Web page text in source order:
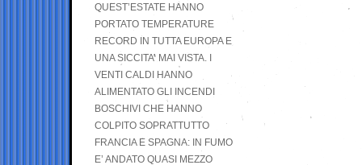
QUEST’ESTATE HANNO
PORTATO TEMPERATURE
RECORD IN TUTTA EUROPA E
UNA SICCITA’ MAI VISTA. I
VENTI CALDI HANNO
ALIMENTATO GLI INCENDI
BOSCHIVI CHE HANNO
COLPITO SOPRATTUTTO
FRANCIA E SPAGNA: IN FUMO
E’ ANDATO QUASI MEZZO